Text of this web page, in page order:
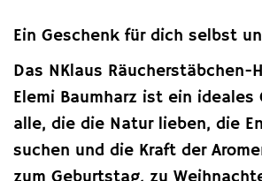
Ein Geschenk für dich selbst
Das NKlaus
Elemi Baumharz ist ein ideales
alle, die die Natur lieben, die
suchen und die Kraft der